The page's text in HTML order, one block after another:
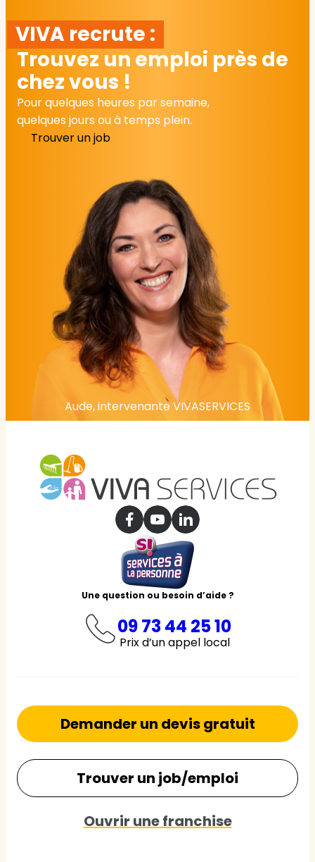
VIVA recrute :
Trouvez un emploi près de
chez vous !
Pour quelques heures par semaine,
quelques jours ou à temps plein.
Trouver un job
Aude, intervenante VIVASERVICES
Une question ou besoin d’aide ?
09 73 44 25 10
Prix d’un appel local
Demander un devis gratuit
Trouver un job/emploi
Ouvrir une franchise